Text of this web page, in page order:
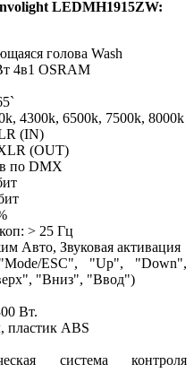
LEDMH1915ZW:
голова Wash
4в1 OSRAM
4300k, 6500k, 7500k, 8000k
(IN)
(OUT)
по DMX
> 25 Гц
Авто, Звуковая активация
ESC", "Up", "Down",
"Вниз", "Ввод")
Вт.
пластик ABS
система контроля